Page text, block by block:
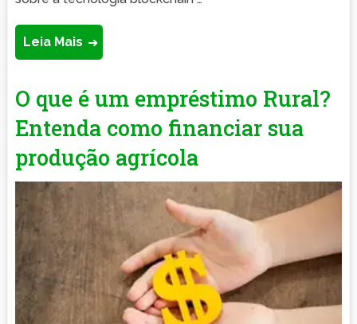
Leia Mais
O que é um empréstimo Rural?
Entenda como financiar sua
produção agrícola